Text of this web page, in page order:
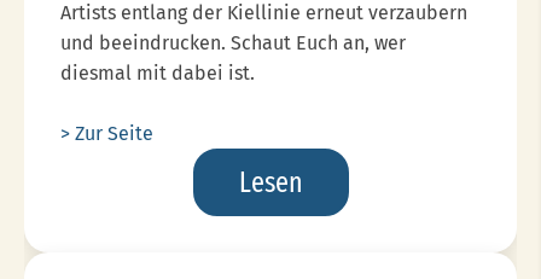
Artists entlang der Kiellinie erneut verzaubern
und beeindrucken. Schaut Euch an, wer
diesmal mit dabei ist.
> Zur Seite
Lesen
Unsere
Street